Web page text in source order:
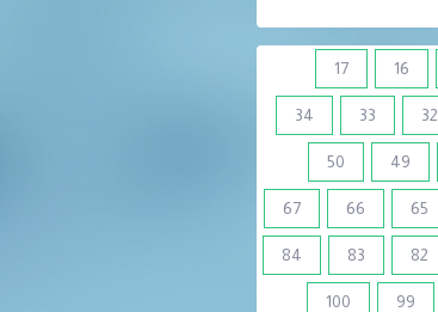
16
17
32
33
34
49
50
65
66
67
82
83
84
99
100